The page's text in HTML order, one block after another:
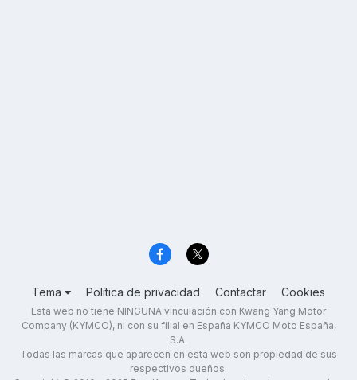
Tema Política de privacidad Contactar Cookies
Esta web no tiene NINGUNA vinculación con Kwang Yang Motor
Company (KYMCO), ni con su filial en España KYMCO Moto España,
S.A.
Todas las marcas que aparecen en esta web son propiedad de sus
respectivos dueños.